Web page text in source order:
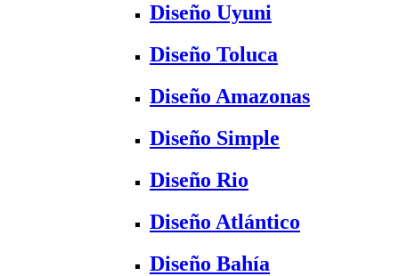
Diseño Uyuni
Diseño Toluca
Diseño Amazonas
Diseño Simple
Diseño Rio
Diseño Atlántico
Diseño Bahía